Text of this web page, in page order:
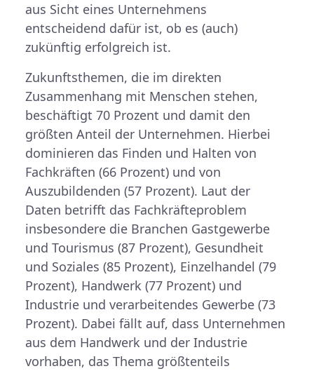
aus Sicht eines Unternehmens
entscheidend dafür ist, ob es (auch)
zukünftig erfolgreich ist.
Zukunftsthemen, die im direkten
Zusammenhang mit Menschen stehen,
beschäftigt 70 Prozent und damit den
größten Anteil der Unternehmen. Hierbei
dominieren das Finden und Halten von
Fachkräften (66 Prozent) und von
Auszubildenden (57 Prozent). Laut der
Daten betrifft das Fachkräfteproblem
insbesondere die Branchen Gastgewerbe
und Tourismus (87 Prozent), Gesundheit
und Soziales (85 Prozent), Einzelhandel (79
Prozent), Handwerk (77 Prozent) und
Industrie und verarbeitendes Gewerbe (73
Prozent). Dabei fällt auf, dass Unternehmen
aus dem Handwerk und der Industrie
vorhaben, das Thema größtenteils